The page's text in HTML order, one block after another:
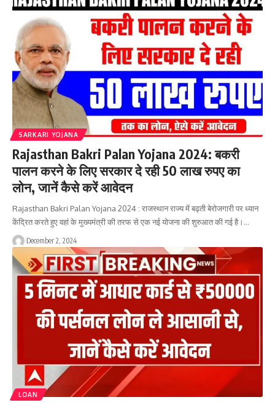
SARKARI YOJANA
Rajasthan Bakri Palan Yojana 2024: बकरी
पालन करने के लिए सरकार दे रही 50 लाख रुपए का
लोन, जानें कैसे करें आवेदन
Rajasthan Bakri Palan Yojana 2024 : राजस्थान राज्य में बढ़ती बेरोजगारी पर ध्यान
केंद्रित करते हुए वहां के मुख्यमंत्री की तरफ से एक नई योजना की शुरुआत की गई है।…
December 2, 2024
LOAN